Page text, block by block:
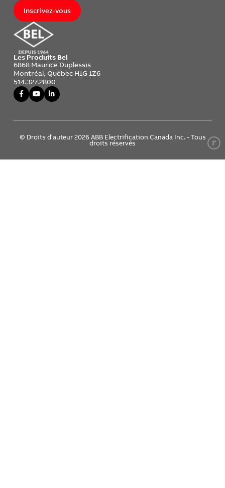
Inscrivez-vous
Les Produits Bel
6868 Maurice Duplessis
Montréal, Québec H1G 1Z6
514.327.2800
© Droits d'auteur 2026 ABB Electrification Canada Inc. - Tous
droits réservés